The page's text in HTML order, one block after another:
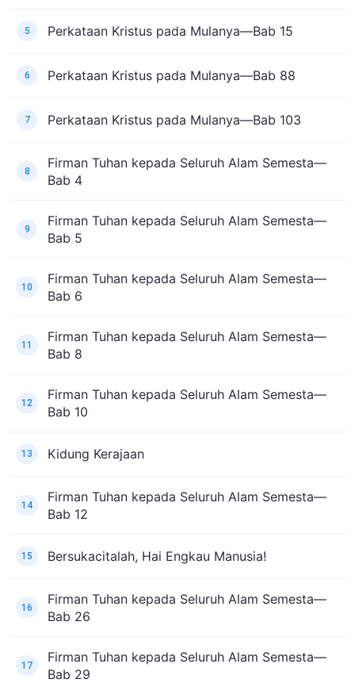
5 Perkataan Kristus pada Mulanya—Bab 15
6 Perkataan Kristus pada Mulanya—Bab 88
7 Perkataan Kristus pada Mulanya—Bab 103
8
Firman Tuhan kepada Seluruh Alam Semesta—
Bab 4
9
Firman Tuhan kepada Seluruh Alam Semesta—
Bab 5
10
Firman Tuhan kepada Seluruh Alam Semesta—
Bab 6
11
Firman Tuhan kepada Seluruh Alam Semesta—
Bab 8
12
Firman Tuhan kepada Seluruh Alam Semesta—
Bab 10
13 Kidung Kerajaan
14
Firman Tuhan kepada Seluruh Alam Semesta—
Bab 12
15 Bersukacitalah, Hai Engkau Manusia!
16
Firman Tuhan kepada Seluruh Alam Semesta—
Bab 26
17
Firman Tuhan kepada Seluruh Alam Semesta—
Bab 29